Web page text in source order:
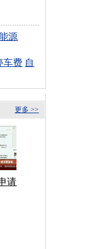
源
车费 自
更多 >>
请